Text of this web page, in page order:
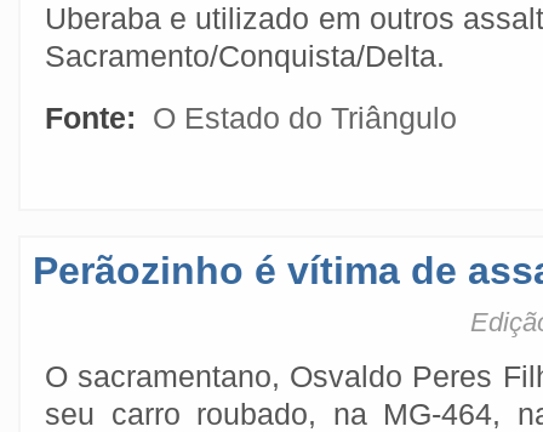
Uberaba e utilizado em outros
Sacramento/Conquista/Delta.
Fonte:
O Estado do Triângulo
Perãozinho é vítima de
O sacramentano, Osvaldo Peres
seu carro roubado, na MG-464,